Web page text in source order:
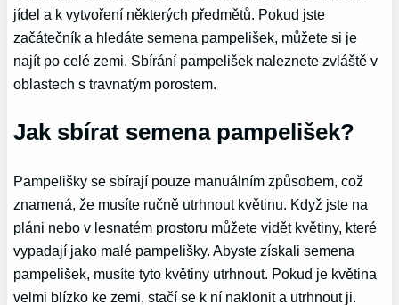
jídel a k vytvoření některých předmětů. Pokud jste
začátečník a hledáte semena pampelišek, můžete si je
najít po celé zemi. Sbírání pampelišek naleznete zvláště v
oblastech s travnatým porostem.
Jak sbírat semena pampelišek?
Pampelišky se sbírají pouze manuálním způsobem, což
znamená, že musíte ručně utrhnout květinu. Když jste na
pláni nebo v lesnatém prostoru můžete vidět květiny, které
vypadají jako malé pampelišky. Abyste získali semena
pampelišek, musíte tyto květiny utrhnout. Pokud je květina
velmi blízko ke zemi, stačí se k ní naklonit a utrhnout ji.